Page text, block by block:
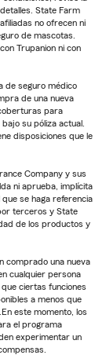
State Farm
no ofrecen ni
de mascotas.
Trupanion ni con
de seguro médico
de una nueva
para
su póliza actual.
disposiciones que le
Company y sus
ni aprueba, implícita
se haga referencia
terceros y State
de los productos y
comprado una nueva
cualquier persona
ciertas funciones
a menos que
este momento, los
el programa
experimentar un